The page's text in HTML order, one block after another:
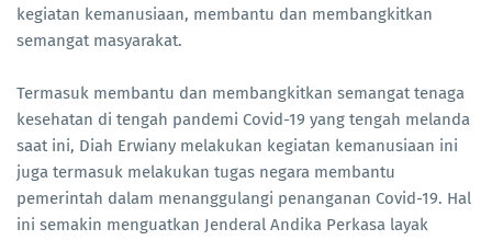
kegiatan kemanusiaan, membantu dan membangkitkan
semangat masyarakat.
Termasuk membantu dan membangkitkan semangat tenaga
kesehatan di tengah pandemi Covid-19 yang tengah melanda
saat ini, Diah Erwiany melakukan kegiatan kemanusiaan ini
juga termasuk melakukan tugas negara membantu
pemerintah dalam menanggulangi penanganan Covid-19. Hal
ini semakin menguatkan Jenderal Andika Perkasa layak